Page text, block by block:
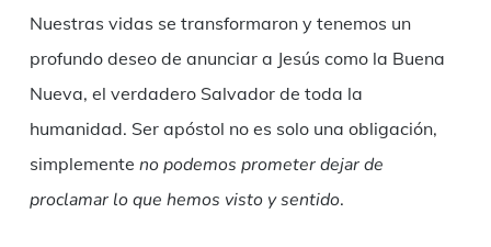
Nuestras vidas se transformaron y tenemos un
profundo deseo de anunciar a Jesús como la Buena
Nueva, el verdadero Salvador de toda la
humanidad. Ser apóstol no es solo una obligación,
simplemente no podemos prometer dejar de
proclamar lo que hemos visto y sentido.